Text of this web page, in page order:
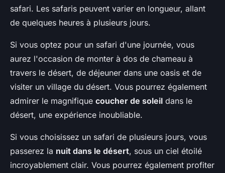
safari. Les safaris peuvent varier en longueur, allant
de quelques heures à plusieurs jours.
Si vous optez pour un safari d'une journée, vous
aurez l'occasion de monter à dos de chameau à
travers le désert, de déjeuner dans une oasis et de
visiter un village du désert. Vous pourrez également
admirer le magnifique coucher de soleil dans le
désert, une expérience inoubliable.
Si vous choisissez un safari de plusieurs jours, vous
passerez la nuit dans le désert, sous un ciel étoilé
incroyablement clair. Vous pourrez également profiter